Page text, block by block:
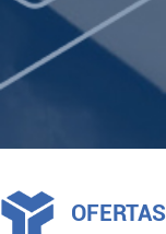
OFERTAS